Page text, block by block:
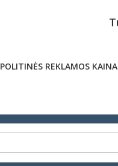
POLITINĖS REKLAMOS KAINA